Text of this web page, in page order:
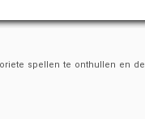
spellen te onthullen en de